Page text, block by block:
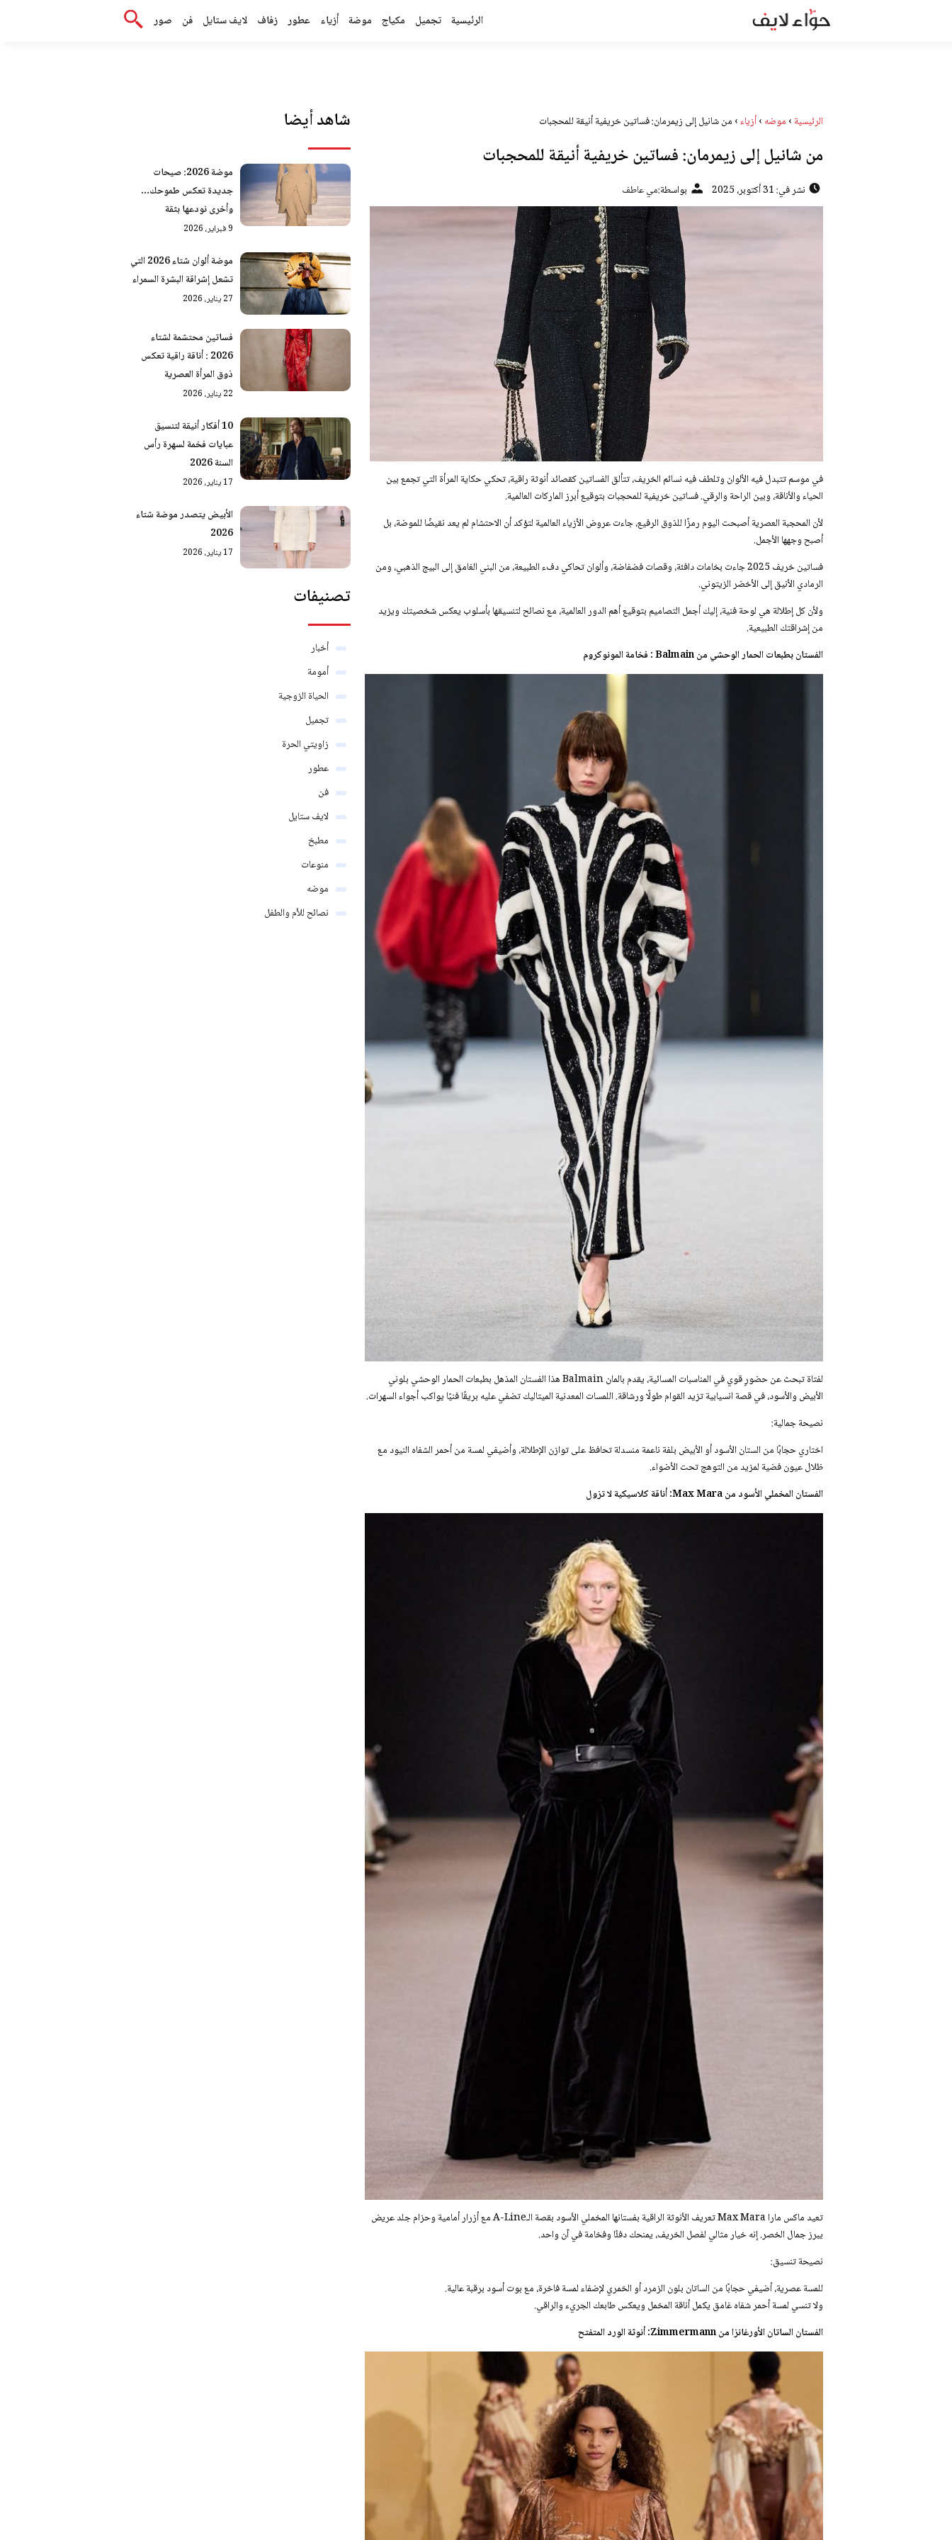
الرئيسية تجميل مكياج موضة أزياء عطور زفاف لايف ستايل فن صور
الرئيسية › موضه ›أزياء› من شانيل إلى زيمرمان: فساتين خريفية أنيقة للمحجبات
من شانيل إلى زيمرمان: فساتين خريفية أنيقة للمحجبات
نشر في: 31 أكتوبر، 2025 بواسطة:مي عاطف
في موسم تتبدل فيه الألوان وتلطف فيه نسائم الخريف، تتألق الفساتين كقصائد أنوثة راقية، تحكي حكاية المرأة التي تجمع بين
الحياء والأناقة، وبين الراحة والرقي. فساتين خريفية للمحجبات بتوقيع أبرز الماركات العالمية.
لأن المحجبة العصرية أصبحت اليوم رمزًا للذوق الرفيع، جاءت عروض الأزياء العالمية لتؤكد أن الاحتشام لم يعد نقيضًا للموضة، بل
أصبح وجهها الأجمل.
فساتين خريف 2025 جاءت بخامات دافئة، وقصات فضفاضة، وألوان تحاكي دفء الطبيعة، من البني الغامق إلى البيج الذهبي، ومن
الرمادي الأنيق إلى الأخضر الزيتوني.
ولأن كل إطلالة هي لوحة فنية، إليك أجمل التصاميم بتوقيع أهم الدور العالمية، مع نصائح لتنسيقها بأسلوب يعكس شخصيتك ويزيد
من إشراقتك الطبيعية.
الفستان بطبعات الحمار الوحشي من Balmain : فخامة المونوكروم
لفتاة تبحث عن حضورٍ قوي في المناسبات المسائية، يقدم بالمان Balmain هذا الفستان المذهل بطبعات الحمار الوحشي بلوني
الأبيض والأسود، في قصة انسيابية تزيد القوام طولًا ورشاقة. اللمسات المعدنية الميتاليك تضفي عليه بريقًا فنيًا يواكب أجواء السهرات.
نصيحة جمالية:
اختاري حجابًا من الستان الأسود أو الأبيض بلفة ناعمة منسدلة تحافظ على توازن الإطلالة، وأضيفي لمسة من أحمر الشفاه النيود مع
ظلال عيون فضية لمزيد من التوهج تحت الأضواء.
الفستان المخملي الأسود من Max Mara: أناقة كلاسيكية لا تزول
تعيد ماكس مارا Max Mara تعريف الأنوثة الراقية بفستانها المخملي الأسود بقصة الـA-Line مع أزرار أمامية وحزام جلد عريض
يبرز جمال الخصر. إنه خيار مثالي لفصل الخريف، يمنحك دفئًا وفخامة في آن واحد.
نصيحة تنسيق:
للمسة عصرية، أضيفي حجابًا من الساتان بلون الزمرد أو الخمري لإضفاء لمسة فاخرة، مع بوت أسود برقبة عالية.
ولا تنسي لمسة أحمر شفاه غامق يكمل أناقة المخمل ويعكس طابعك الجريء والراقي.
الفستان الساتان الأورغانزا من Zimmermann: أنوثة الورد المتفتح
شاهد أيضا
موضة 2026: صيحات
جديدة تعكس طموحك…
وأخرى نودعها بثقة
9 فبراير، 2026
موضة ألوان شتاء 2026 التي
تشعل إشراقة البشرة السمراء
27 يناير، 2026
فساتين محتشمة لشتاء
2026 : أناقة راقية تعكس
ذوق المرأة العصرية
22 يناير، 2026
10 أفكار أنيقة لتنسيق
عبايات فخمة لسهرة رأس
السنة 2026
17 يناير، 2026
الأبيض يتصدر موضة شتاء
2026
17 يناير، 2026
تصنيفات
أخبار
أمومة
الحياة الزوجية
تجميل
زاويتي الحرة
عطور
فن
لايف ستايل
مطبخ
منوعات
موضه
نصائح للأم والطفل